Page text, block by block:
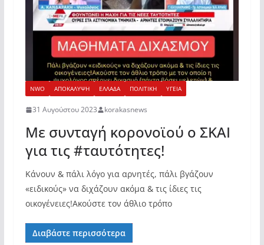
NWO ΑΠΟΚΑΛΥΨΗ ΕΛΛΑΔΑ ΠΟΛΙΤΙΚΗ ΥΓΕΙΑ
31 Αυγούστου 2023 korakasnews
Με συνταγή κορονοϊού ο ΣΚΑΙ
για τις #ταυτότητες!
Κάνουν & πάλι λόγο για αρνητές, πάλι βγάζουν
«ειδικούς» να διχάζουν ακόμα & τις ίδιες τις
οικογένειες!Ακούστε τον άθλιο τρόπο
Διαβάστε περισσότερα